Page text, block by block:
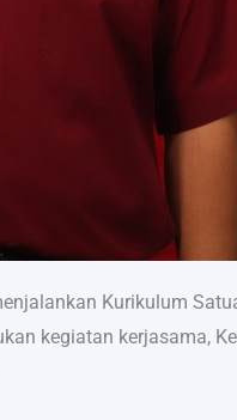
Kurikulum
kegiatan kerjasama,